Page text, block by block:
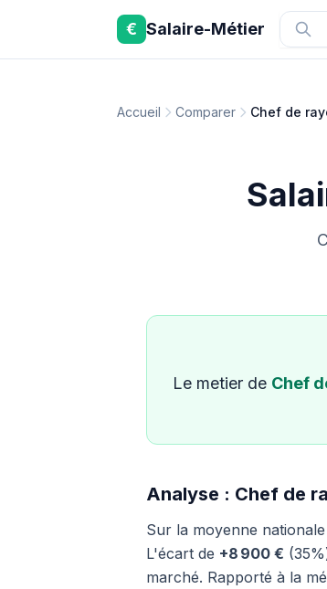
Aller au contenu principal
€ Salaire-Métier
Accueil Comparer Chef de
Le metier de Chef
Analyse : Chef de
Sur la moyenne
L'écart de +8 900 €
marché. Rapporté à la